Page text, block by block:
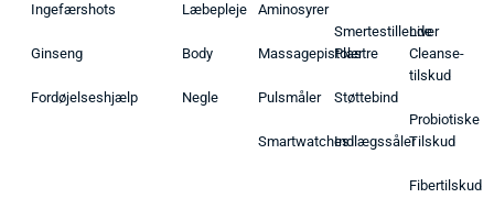
Ingefærshots
Ginseng
Fordøjelseshjælp
Læbepleje
Body
Negle
Aminosyrer
Massagepistoler
Pulsmåler
Smartwatches
Smertestillende
Plastre
Støttebind
Indlægssåler
Liver
Cleanse-
tilskud
Probiotiske
Tilskud
Fibertilskud